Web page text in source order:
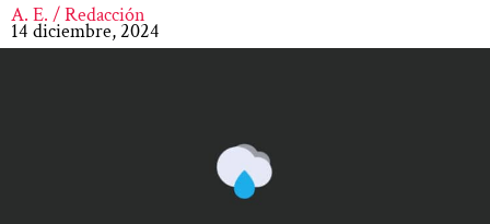
A. E. / Redacción
14 diciembre, 2024